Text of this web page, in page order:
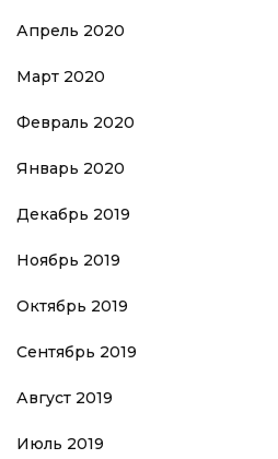
Апрель 2020
Март 2020
Февраль 2020
Январь 2020
Декабрь 2019
Ноябрь 2019
Октябрь 2019
Сентябрь 2019
Август 2019
Июль 2019